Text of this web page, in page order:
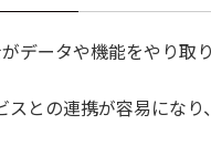
データや機能をやり取
スとの連携が容易になり